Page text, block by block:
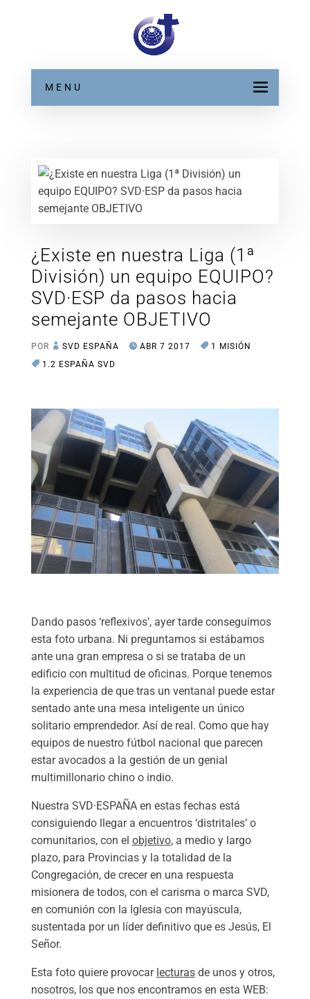
MENU
¿Existe en nuestra Liga (1ª
División) un equipo EQUIPO?
SVD·ESP da pasos hacia
semejante OBJETIVO
POR SVD ESPAÑA ABR 7 2017
1 MISIÓN
1.2 ESPAÑA SVD
Dando pasos ‘reflexivos’, ayer tarde conseguimos
esta foto urbana. Ni preguntamos si estábamos
ante una gran empresa o si se trataba de un
edificio con multitud de oficinas. Porque tenemos
la experiencia de que tras un ventanal puede estar
sentado ante una mesa inteligente un único
solitario emprendedor. Así de real. Como que hay
equipos de nuestro fútbol nacional que parecen
estar avocados a la gestión de un genial
multimillonario chino o indio.
Nuestra SVD·ESPAÑA en estas fechas está
consiguiendo llegar a encuentros ‘distritales’ o
comunitarios, con el objetivo, a medio y largo
plazo, para Provincias y la totalidad de la
Congregación, de crecer en una respuesta
misionera de todos, con el carisma o marca SVD,
en comunión con la Iglesia con mayúscula,
sustentada por un líder definitivo que es Jesús, El
Señor.
Esta foto quiere provocar lecturasde unos y otros,
nosotros, los que nos encontramos en esta WEB: